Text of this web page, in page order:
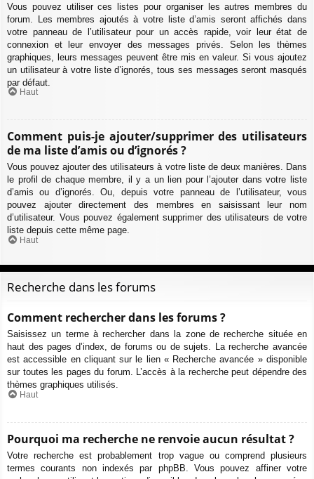
Vous pouvez utiliser ces listes pour organiser les autres membres du
forum. Les membres ajoutés à votre liste d’amis seront affichés dans
votre panneau de l’utilisateur pour un accès rapide, voir leur état de
connexion et leur envoyer des messages privés. Selon les thèmes
graphiques, leurs messages peuvent être mis en valeur. Si vous ajoutez
un utilisateur à votre liste d’ignorés, tous ses messages seront masqués
par défaut.
Haut
Comment puis-je ajouter/supprimer des utilisateurs
de ma liste d’amis ou d’ignorés ?
Vous pouvez ajouter des utilisateurs à votre liste de deux manières. Dans
le profil de chaque membre, il y a un lien pour l’ajouter dans votre liste
d’amis ou d’ignorés. Ou, depuis votre panneau de l’utilisateur, vous
pouvez ajouter directement des membres en saisissant leur nom
d’utilisateur. Vous pouvez également supprimer des utilisateurs de votre
liste depuis cette même page.
Haut
Recherche dans les forums
Comment rechercher dans les forums ?
Saisissez un terme à rechercher dans la zone de recherche située en
haut des pages d’index, de forums ou de sujets. La recherche avancée
est accessible en cliquant sur le lien « Recherche avancée » disponible
sur toutes les pages du forum. L’accès à la recherche peut dépendre des
thèmes graphiques utilisés.
Haut
Pourquoi ma recherche ne renvoie aucun résultat ?
Votre recherche est probablement trop vague ou comprend plusieurs
termes courants non indexés par phpBB. Vous pouvez affiner votre